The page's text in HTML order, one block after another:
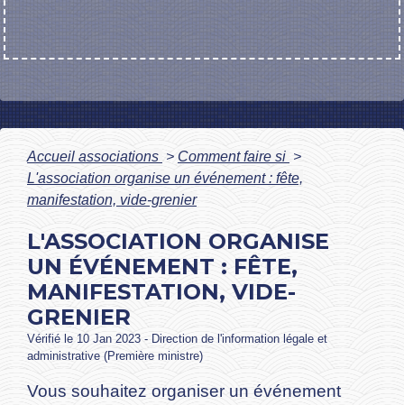
Accueil associations > Comment faire si >
L'association organise un événement : fête,
manifestation, vide-grenier
L'ASSOCIATION ORGANISE
UN ÉVÉNEMENT : FÊTE,
MANIFESTATION, VIDE-
GRENIER
Vérifié le 10 Jan 2023 - Direction de l'information légale et
administrative (Première ministre)
Vous souhaitez organiser un événement